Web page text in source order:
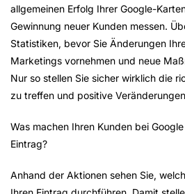
allgemeinen Erfolg Ihrer Google-
Gewinnung neuer Kunden messen.
Statistiken, bevor Sie Änderungen
Marketings vornehmen und neue
Nur so stellen Sie sicher wirklich die
zu treffen und positive
Was machen Ihren Kunden bei
Eintrag?
Anhand der Aktionen sehen Sie,